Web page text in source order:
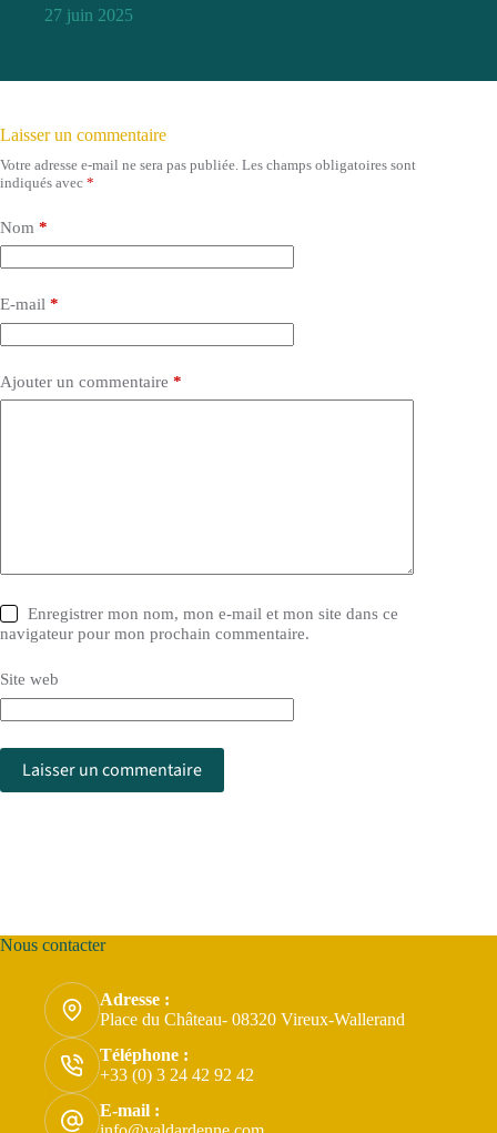
27 juin 2025
Laisser un commentaire
Votre adresse e-mail ne sera pas publiée. Les champs obligatoires sont
indiqués avec *
Nom *
E-mail *
Ajouter un commentaire *
Enregistrer mon nom, mon e-mail et mon site dans ce
navigateur pour mon prochain commentaire.
Site web
Laisser un commentaire
Nous contacter
Adresse :
Place du Château- 08320 Vireux-Wallerand
Téléphone :
+33 (0) 3 24 42 92 42
E-mail :